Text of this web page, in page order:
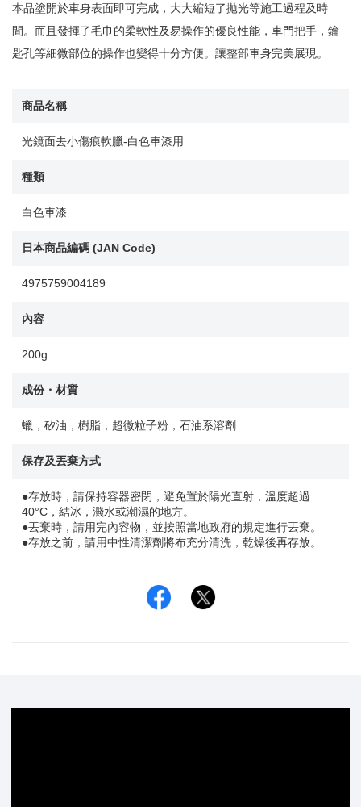
本品塗開於車身表面即可完成，大大縮短了拋光等施工過程及時
間。而且發揮了毛巾的柔軟性及易操作的優良性能，車門把手，鑰
匙孔等細微部位的操作也變得十分方便。讓整部車身完美展現。
商品名稱
光鏡面去小傷痕軟臘-白色車漆用
種類
白色車漆
日本商品編碼 (JAN Code)
4975759004189
內容
200g
成份・材質
蠟，矽油，樹脂，超微粒子粉，石油系溶劑
保存及丟棄方式
●存放時，請保持容器密閉，避免置於陽光直射，溫度超過
40°C，結冰，濺水或潮濕的地方。
●丟棄時，請用完內容物，並按照當地政府的規定進行丟棄。
●存放之前，請用中性清潔劑將布充分清洗，乾燥後再存放。
Facebook